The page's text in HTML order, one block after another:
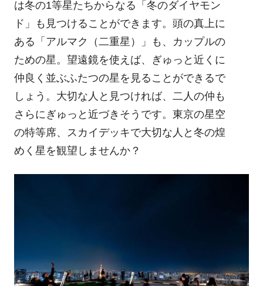
は冬の1等星たちからなる「冬のダイヤモン
ド」も見つけることができます。頭の真上に
ある「アルマク（二重星）」も、カップルの
ための星。望遠鏡を使えば、ぎゅっと近くに
仲良く並ぶふたつの星を見ることができるで
しょう。大切な人と見つければ、二人の仲も
さらにぎゅっと近づきそうです。東京の星空
の特等席、スカイデッキで大切な人と冬の煌
めく星を観望しませんか？